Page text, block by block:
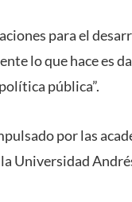
para el
lo que hace es
pública”.
por las
Universidad